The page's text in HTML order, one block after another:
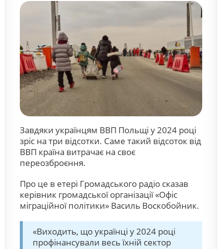
Завдяки українцям ВВП Польщі у 2024 році
зріс на три відсотки. Саме такий відсоток від
ВВП країна витрачає на своє
переозброєння.
Про це в етері Громадського радіо сказав
керівник громадської організації «Офіс
міграційної політики» Василь Воскобойник.
«Виходить, що українці у 2024 році
профінансували весь їхній сектор